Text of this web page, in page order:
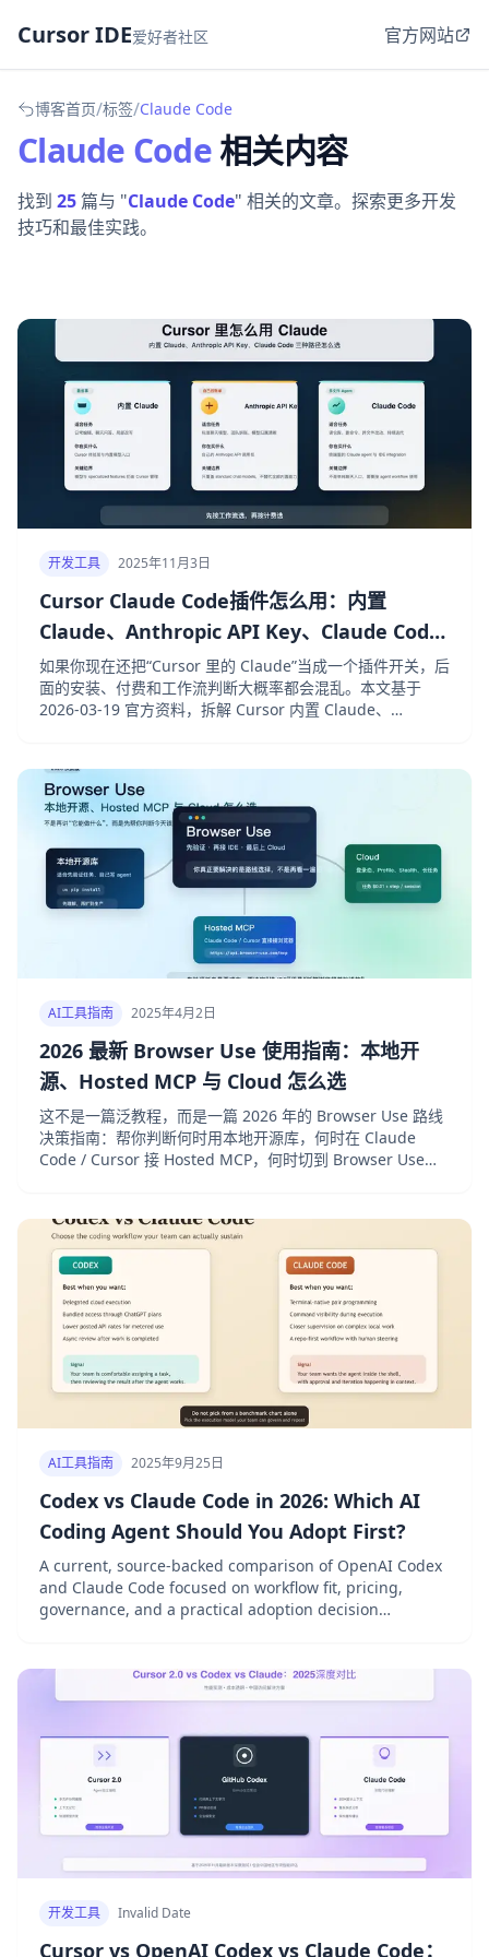
Cursor IDE爱好者社区 官方网站
博客首页/标签/Claude Code
Claude Code相关内容
找到 25篇与 "Claude Code" 相关的文章。探索更多开发
技巧和最佳实践。
开发工具 2025年11月3日
Cursor Claude Code插件怎么用：内置
Claude、Anthropic API Key、Claude Code
三种路径怎么选
如果你现在还把“Cursor 里的 Claude”当成一个插件开关，后
面的安装、付费和工作流判断大概率都会混乱。本文基于
2026-03-19 官方资料，拆解 Cursor 内置 Claude、
AI工具指南 2025年4月2日
2026 最新 Browser Use 使用指南：本地开
源、Hosted MCP 与 Cloud 怎么选
这不是一篇泛教程，而是一篇 2026 年的 Browser Use 路线
决策指南：帮你判断何时用本地开源库，何时在 Claude
Code / Cursor 接 Hosted MCP，何时切到 Browser Use
AI工具指南 2025年9月25日
Codex vs Claude Code in 2026: Which AI
Coding Agent Should You Adopt First?
A current, source-backed comparison of OpenAI Codex
and Claude Code focused on workflow fit, pricing,
governance, and a practical adoption decision
开发工具 Invalid Date
Cursor vs OpenAI Codex vs Claude Code：